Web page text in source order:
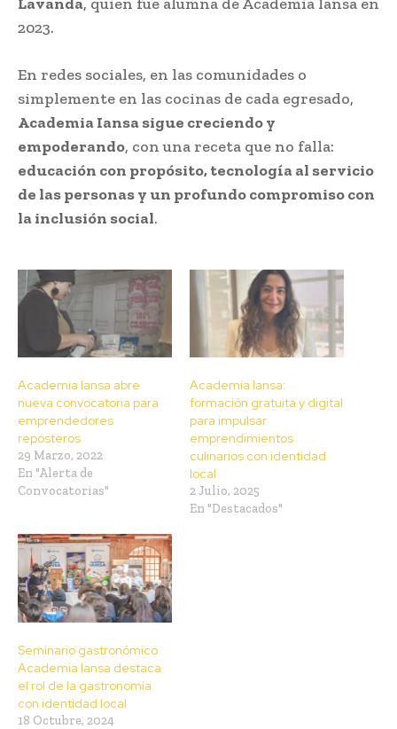
2023.
En redes sociales, en las comunidades o
simplemente en las cocinas de cada egresado,
Academia Iansa sigue creciendo y
empoderando, con una receta que no falla:
educación con propósito, tecnología al servicio
de las personas y un profundo compromiso con
la inclusión social.
Academia Iansa abre
nueva convocatoria para
emprendedores
reposteros
29 Marzo, 2022
En "Alerta de
Convocatorias"
Academia Iansa:
formación gratuita y digital
para impulsar
emprendimientos
culinarios con identidad
local
2 Julio, 2025
En "Destacados"
Seminario gastronómico
Academia Iansa destaca
el rol de la gastronomía
con identidad local
18 Octubre, 2024